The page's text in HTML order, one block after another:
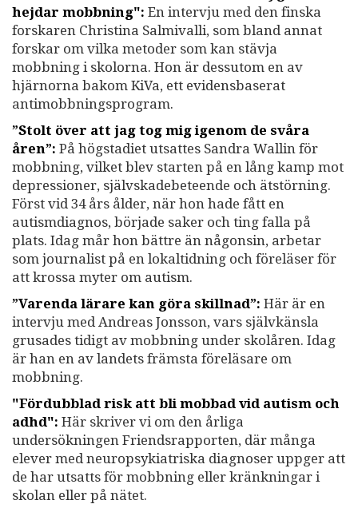
hejdar mobbning": En intervju med den finska
forskaren Christina Salmivalli, som bland annat
forskar om vilka metoder som kan stävja
mobbning i skolorna. Hon är dessutom en av
hjärnorna bakom KiVa, ett evidensbaserat
antimobbningsprogram.
”Stolt över att jag tog mig igenom de svåra
åren”: På högstadiet utsattes Sandra Wallin för
mobbning, vilket blev starten på en lång kamp mot
depressioner, självskadebeteende och ätstörning.
Först vid 34 års ålder, när hon hade fått en
autismdiagnos, började saker och ting falla på
plats. Idag mår hon bättre än någonsin, arbetar
som journalist på en lokaltidning och föreläser för
att krossa myter om autism.
”Varenda lärare kan göra skillnad”: Här är en
intervju med Andreas Jonsson, vars självkänsla
grusades tidigt av mobbning under skolåren. Idag
är han en av landets främsta föreläsare om
mobbning.
"Fördubblad risk att bli mobbad vid autism och
adhd": Här skriver vi om den årliga
undersökningen Friendsrapporten, där många
elever med neuropsykiatriska diagnoser uppger att
de har utsatts för mobbning eller kränkningar i
skolan eller på nätet.